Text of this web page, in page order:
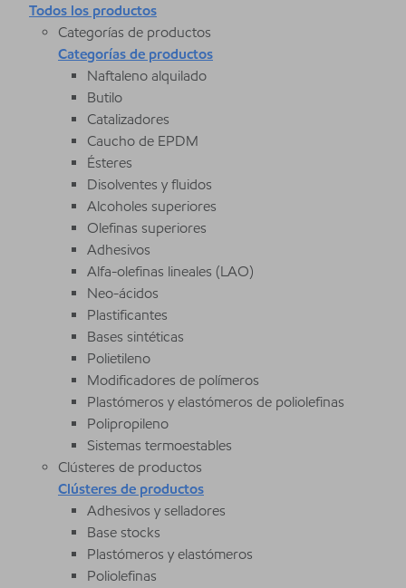
Todos los productos
Categorías de productos
Categorías de productos
Naftaleno alquilado
Butilo
Catalizadores
Caucho de EPDM
Ésteres
Disolventes y fluidos
Alcoholes superiores
Olefinas superiores
Adhesivos
Alfa-olefinas lineales (LAO)
Neo-ácidos
Plastificantes
Bases sintéticas
Polietileno
Modificadores de polímeros
Plastómeros y elastómeros de poliolefinas
Polipropileno
Sistemas termoestables
Clústeres de productos
Clústeres de productos
Adhesivos y selladores
Base stocks
Plastómeros y elastómeros
Poliolefinas